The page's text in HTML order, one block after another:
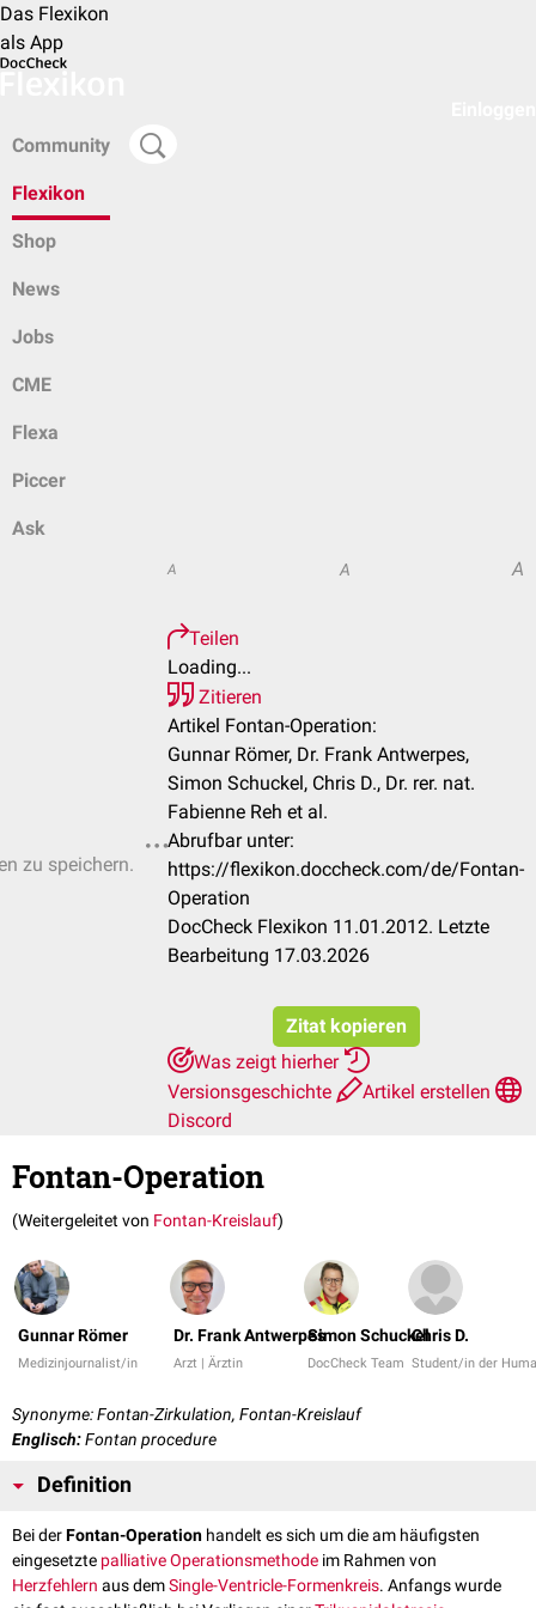
Das Flexikon
als App
Community
Flexikon
Shop
News
Jobs
CME
Flexa
Piccer
Ask
zu speichern.
A A A
Teilen
Loading...
Zitieren
Artikel Fontan-Operation:
Gunnar Römer, Dr. Frank Antwerpes,
Simon Schuckel, Chris D., Dr. rer. nat.
Fabienne Reh et al.
Abrufbar unter:
https://flexikon.doccheck.com/de/Fontan-
Operation
DocCheck Flexikon 11.01.2012. Letzte
Bearbeitung 17.03.2026
Zitat kopieren
Was zeigt hierher
Versionsgeschichte
Artikel erstellen
Discord
Fontan-Operation
(Weitergeleitet von Fontan-Kreislauf)
Gunnar Römer
Medizinjournalist/in
Dr. Frank Antwerpes
Arzt | Ärztin
Simon Schuckel
DocCheck Team
Chris D.
Student/in der
Synonyme: Fontan-Zirkulation, Fontan-Kreislauf
Englisch:Fontan procedure
Definition
Bei derFontan-Operation handelt es sich um die am häufigsten
eingesetzte palliativeOperationsmethode im Rahmen von
Herzfehlern aus demSingle-Ventricle-Formenkreis. Anfangs wurde